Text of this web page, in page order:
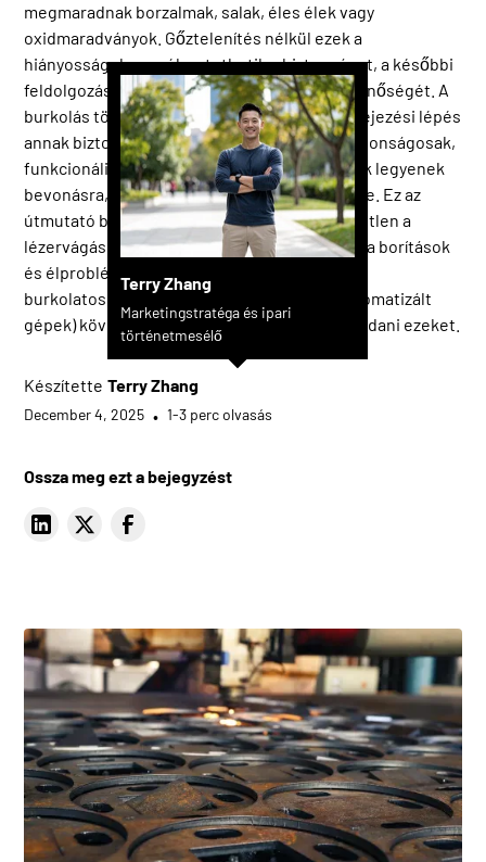
megmaradnak borzalmak, salak, éles élek vagy
oxidmaradványok. Gőztelenítés nélkül ezek a
hiányosságok veszélyeztethetik a biztonságot, a későbbi
feldolgozást, a felületkezelést és a termék minőségét. A
burkolás több, mint kozmetikai. Alapvető befejezési lépés
annak biztosításához, hogy az alkatrészek biztonságosak,
funkcionálisak, tartósak legyenek — és készek legyenek
bevonásra, hegesztésre vagy összeszerelésre. Ez az
útmutató bemutatja, hogy miért nélkülözhetetlen a
lézervágás után a burkolás, hogyan néznek ki a borítások
és élproblémák, és hogyan tudják a modern
burkolatosítási módszerek (különösen az automatizált
gépek) következetesen és hatékonyan megoldani ezeket.
Készítette
Terry Zhang
Marketingstratéga és ipari
történetmesélő
Terry Zhang
December 4, 2025 • 1-3 perc olvasás
Ossza meg ezt a bejegyzést